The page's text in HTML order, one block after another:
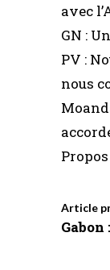
avec
GN :
PV :
nous
Article